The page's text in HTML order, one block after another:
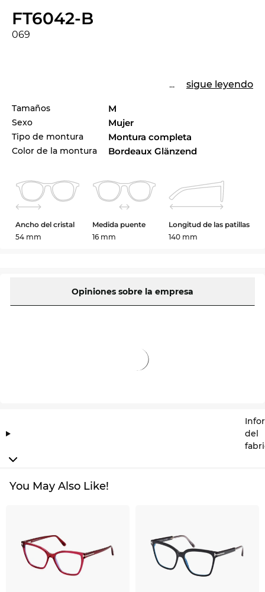
FT6042-B
069
... sigue leyendo
Tamaños M
Sexo Mujer
Tipo de montura Montura completa
Color de la montura Bordeaux Glänzend
Ancho del cristal
54 mm
Medida puente
16 mm
Longitud de las patillas
140 mm
Opiniones sobre la empresa
del
You May Also Like!